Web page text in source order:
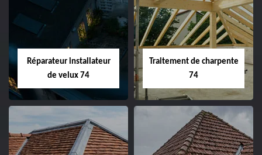
Réparateur installateur
de velux 74
Traitement de charpente
74